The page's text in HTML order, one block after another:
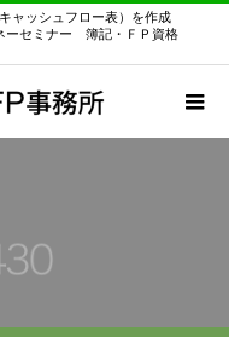
ャッシュフロー表）を作成
ーセミナー 簿記・ＦＰ資格